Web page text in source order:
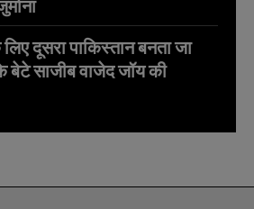
दूसरा पाकिस्तान बनता जा
बेटे साजीब वाजेद जॉय की